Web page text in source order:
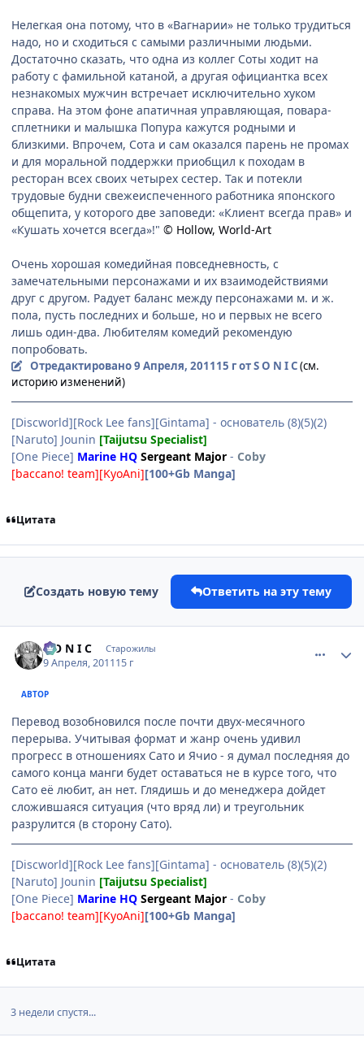
Нелегкая она потому, что в «Вагнарии» не только трудиться
надо, но и сходиться с самыми различными людьми.
Достаточно сказать, что одна из коллег Соты ходит на
работу с фамильной катаной, а другая официантка всех
незнакомых мужчин встречает исключительно хуком
справа. На этом фоне апатичная управляющая, повара-
сплетники и малышка Попура кажутся родными и
близкими. Впрочем, Сота и сам оказался парень не промах
и для моральной поддержки приобщил к походам в
ресторан всех своих четырех сестер. Так и потекли
трудовые будни свежеиспеченного работника японского
общепита, у которого две заповеди: «Клиент всегда прав» и
«Кушать хочется всегда»!" © Hollow, World-Art
Очень хорошая комедийная повседневность, с
замечательными персонажами и их взаимодействиями
друг с другом. Радует баланс между персонажами м. и ж.
пола, пусть последних и больше, но и первых не всего
лишь один-два. Любителям комедий рекомендую
попробовать.
Отредактировано9 Апреля, 201115 гот S O N I C(см.
историю изменений)
[Discworld][Rock Lee fans][Gintama] - основатель (8)(5)(2)
[Naruto] Jounin [Taijutsu Specialist]
[One Piece] Marine HQ Sergeant Major - Coby
[baccano! team][KyoAni][100+Gb Manga]
Цитата
Создать новую тему Ответить на эту тему
S O N I C Старожилы
9 Апреля, 201115 г
АВТОР
Перевод возобновился после почти двух-месячного
перерыва. Учитывая формат и жанр очень удивил
прогресс в отношениях Сато и Ячио - я думал последняя до
самого конца манги будет оставаться не в курсе того, что
Сато её любит, ан нет. Глядишь и до менеджера дойдет
сложившаяся ситуация (что вряд ли) и треугольник
разрулится (в сторону Сато).
[Discworld][Rock Lee fans][Gintama] - основатель (8)(5)(2)
[Naruto] Jounin [Taijutsu Specialist]
[One Piece] Marine HQ Sergeant Major - Coby
[baccano! team][KyoAni][100+Gb Manga]
Цитата
3 недели спустя...